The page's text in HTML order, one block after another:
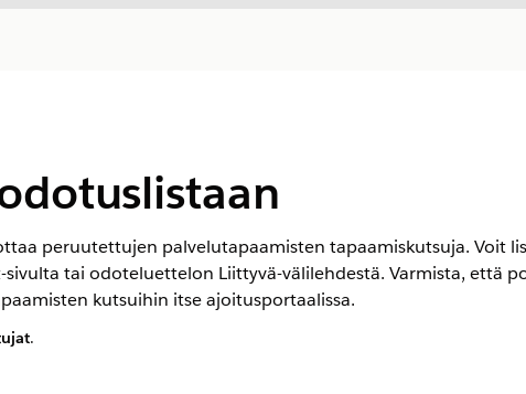
peruutettujen palvelutapaamisten tapaamiskutsuja. Voit
tai odoteluettelon Liittyvä-välilehdestä. Varmista, että
kutsuihin itse ajoitusportaalissa.
.